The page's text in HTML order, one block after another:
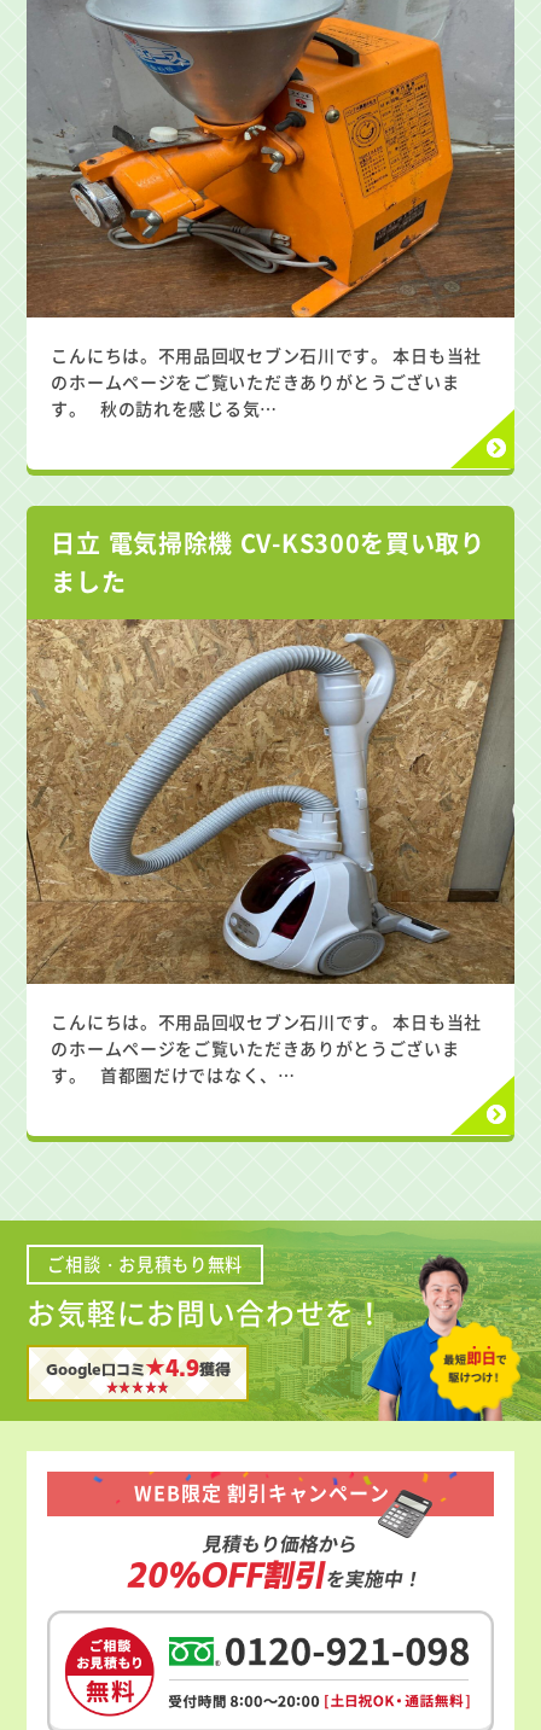
こんにちは。不用品回収セブン石川です。 本日も当社
のホームページをご覧いただきありがとうございま
す。 秋の訪れを感じる気…
日立 電気掃除機 CV-KS300を買い取り
ました
こんにちは。不用品回収セブン石川です。 本日も当社
のホームページをご覧いただきありがとうございま
す。 首都圏だけではなく、…
ご相談・お見積もり無料
お気軽にお問い合わせを！
Google口コミ★4.9獲得
WEB限定 割引キャンペーン
見積もり価格から
20%OFF割引を実施中！